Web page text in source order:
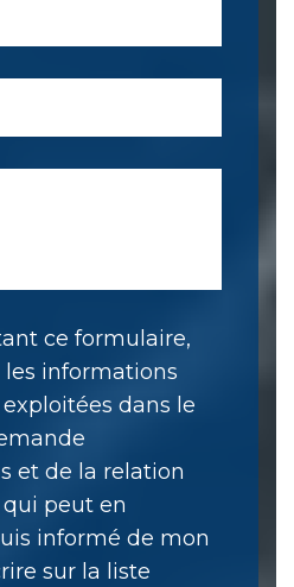
ce formulaire,
les informations
dans le
et de la relation
peut en
informé de mon
sur la liste